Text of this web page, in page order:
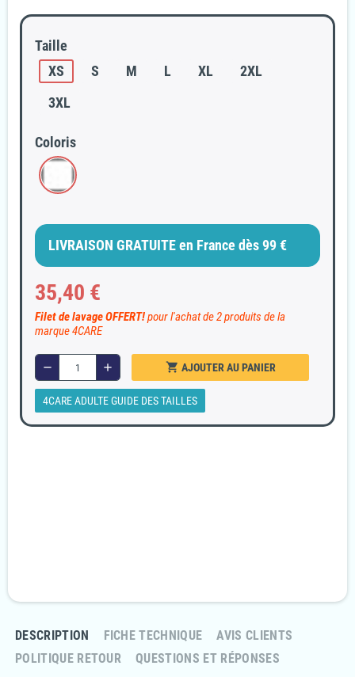
Taille
XS
S M L XL
2XL
3XL
Coloris
LIVRAISON GRATUITE en France dès 99 €
35,40 €
Filet de lavage OFFERT!pour l'achat de 2 produits de la
marque 4CARE
remove add shopping_cart AJOUTER AU PANIER
4CARE ADULTE GUIDE DES TAILLES
DESCRIPTION FICHE TECHNIQUE
AVIS CLIENTS
POLITIQUE RETOUR
QUESTIONS ET RÉPONSES